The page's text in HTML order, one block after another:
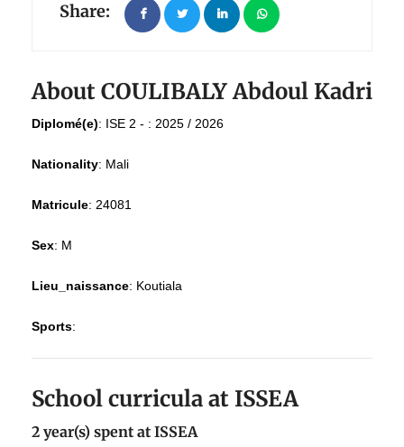
Share:
About COULIBALY Abdoul Kadri
Diplomé(e): ISE 2 - : 2025 / 2026
Nationality: Mali
Matricule: 24081
Sex: M
Lieu_naissance: Koutiala
Sports:
School curricula at ISSEA
2 year(s) spent at ISSEA